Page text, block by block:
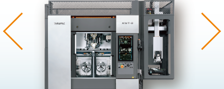
コラム
製品ラインナップ
Previous